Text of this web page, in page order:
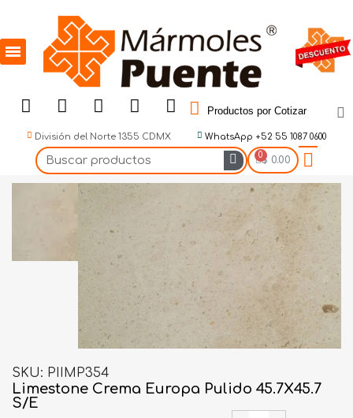
Productos por Cotizar
División del Norte 1355 CDMX WhatsApp +52 55 1087 0600
$ 0.00
SKU PIIMP354
Limestone Crema Europa Pulido 45.7X45.7
S/E